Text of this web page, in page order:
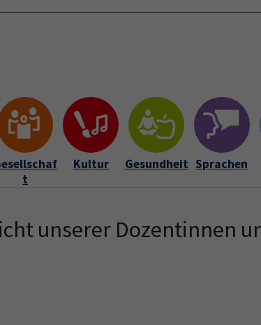
Startseite Anmeldung Über uns
t
Kultur Gesundheit Sprachen
unserer Dozentinnen